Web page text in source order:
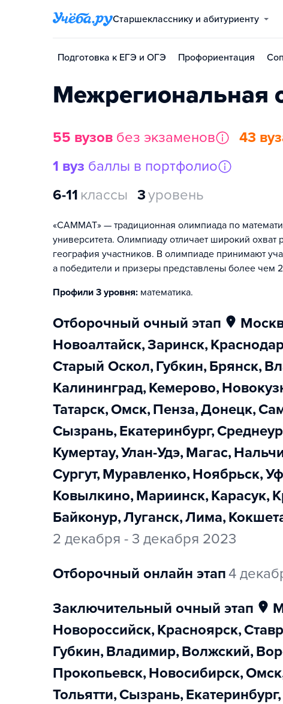
Старшекласснику и абитуриенту
Подготовка к ЕГЭ и ОГЭ Профориентация
55 вузов без экзаменов 43
1 вуз баллы в портфолио
6-11 классы 3уровень
«САММАТ» — традиционная олимпиада по
университета. Олимпиаду отличает широкий
география участников. В олимпиаде принимают
а победители и призеры представлены более чем
Профили 3 уровня: математика.
отборочный очный этап
Новоалтайск, Заринск,
Старый Оскол, Губкин, Брянск,
Калининград, Кемерово,
Татарск, Омск, Пенза, Донецк,
Сызрань, Екатеринбург,
Кумертау, Улан-Удэ, Магас,
Сургут, Муравленко, Ноябрьск,
Ковылкино, Мариинск, Карасук,
Байконур, Луганск, Лима,
2 декабря - 3 декабря 2023
отборочный онлайн этап4
заключительный очный этап
Новороссийск, Красноярск,
Губкин, Владимир, Волжский,
Прокопьевск, Новосибирск, Омск
Тольятти, Сызрань, Екатеринбург,